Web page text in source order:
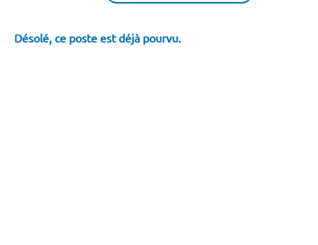
Désolé, ce poste est déjà pourvu.